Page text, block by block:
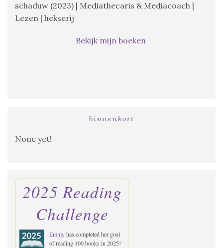
schaduw (2023) | Mediathecaris & Mediacoach |
Lezen | hekserij
Bekijk mijn boeken
binnenkort
None yet!
2025 Reading
Challenge
Emmyhas completed her goal
of reading 100 books in 2025!